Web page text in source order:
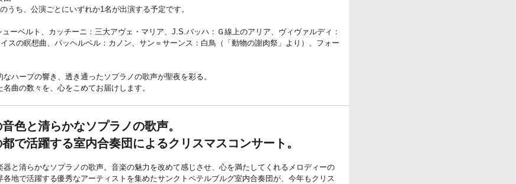
うち、公演ごとにいずれか1名が出演する予定です。
ーベルト、カッチーニ：三大アヴェ・マリア、J.S.バッハ：Ｇ線上のアリア、ヴィヴァルディ：
イスの瞑想曲、パッヘルベル：カノン、サン＝サーンス：白鳥（「動物の謝肉祭」より）、フォー
ハープの響き、透き通ったソプラノの歌声が聖夜を彩る。
曲の数々を、心をこめてお届けします。
色と清らかなソプラノの歌声。
で活躍する室内合奏団によるクリスマスコンサート。
と清らかなソプラノの歌声。音楽の魅力を改めて感じさせ、心を満たしてくれるメロディーの
地で活躍する優秀なアーティストを集めたサンクトペテルブルグ室内合奏団が、今年もクリス